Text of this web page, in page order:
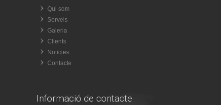
Qui som
Serveis
Galeria
Clients
Noticies
Contacte
Informació de contacte